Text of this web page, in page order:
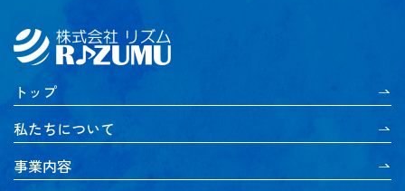
トップ
私たちについて
事業内容